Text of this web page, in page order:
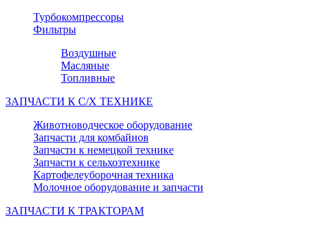
Турбокомпрессоры
Фильтры
Воздушные
Масляные
Топливные
ЗАПЧАСТИ К С/Х ТЕХНИКЕ
Животноводческое оборудование
Запчасти для комбайнов
Запчасти к немецкой технике
Запчасти к сельхозтехнике
Картофелеуборочная техника
Молочное оборудование и запчасти
ЗАПЧАСТИ К ТРАКТОРАМ